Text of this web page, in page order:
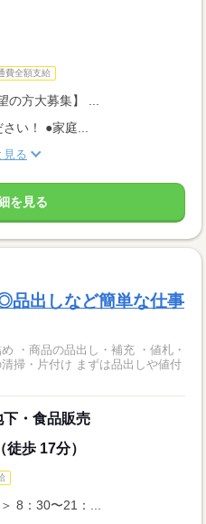
費全額支給
の方大募集】 ...
い！ ●家庭...
見る
を見る
品出しなど簡単な仕事
・商品の品出し・補充 ・値札・
ずは品出しや値付
・食品販売
歩 17分）
8：30〜21：...